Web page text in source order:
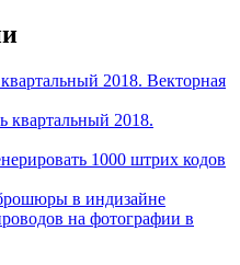
2018. Векторная
квартальный 2018.
1000 штрих кодов
в индизайне
на фотографии в